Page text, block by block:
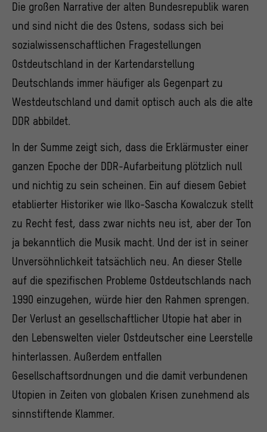
Die großen Narrative der alten Bundesrepublik waren
und sind nicht die des Ostens, sodass sich bei
sozialwissenschaftlichen Fragestellungen
Ostdeutschland in der Kartendarstellung
Deutschlands immer häufiger als Gegenpart zu
Westdeutschland und damit optisch auch als die alte
DDR abbildet.
In der Summe zeigt sich, dass die Erklärmuster einer
ganzen Epoche der DDR-Aufarbeitung plötzlich null
und nichtig zu sein scheinen. Ein auf diesem Gebiet
etablierter Historiker wie Ilko-Sascha Kowalczuk stellt
zu Recht fest, dass zwar nichts neu ist, aber der Ton
ja bekanntlich die Musik macht. Und der ist in seiner
Unversöhnlichkeit tatsächlich neu. An dieser Stelle
auf die spezifischen Probleme Ostdeutschlands nach
1990 einzugehen, würde hier den Rahmen sprengen.
Der Verlust an gesellschaftlicher Utopie hat aber in
den Lebenswelten vieler Ostdeutscher eine Leerstelle
hinterlassen. Außerdem entfallen
Gesellschaftsordnungen und die damit verbundenen
Utopien in Zeiten von globalen Krisen zunehmend als
sinnstiftende Klammer.